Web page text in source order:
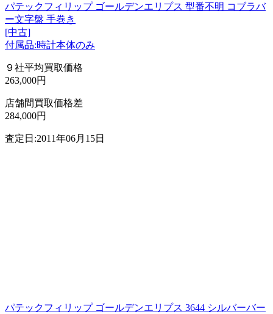
パテックフィリップ ゴールデンエリプス 型番不明 コブラバ
ー文字盤 手巻き
[中古]
付属品:時計本体のみ
９社平均買取価格
263,000円
店舗間買取価格差
284,000円
査定日:2011年06月15日
パテックフィリップ ゴールデンエリプス 3644 シルバーバー